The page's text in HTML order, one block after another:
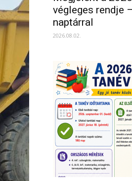
végleges rendje
naptárral
2026.08.02.